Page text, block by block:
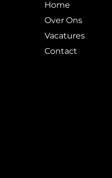
Home
Over Ons
Vacatures
Contact